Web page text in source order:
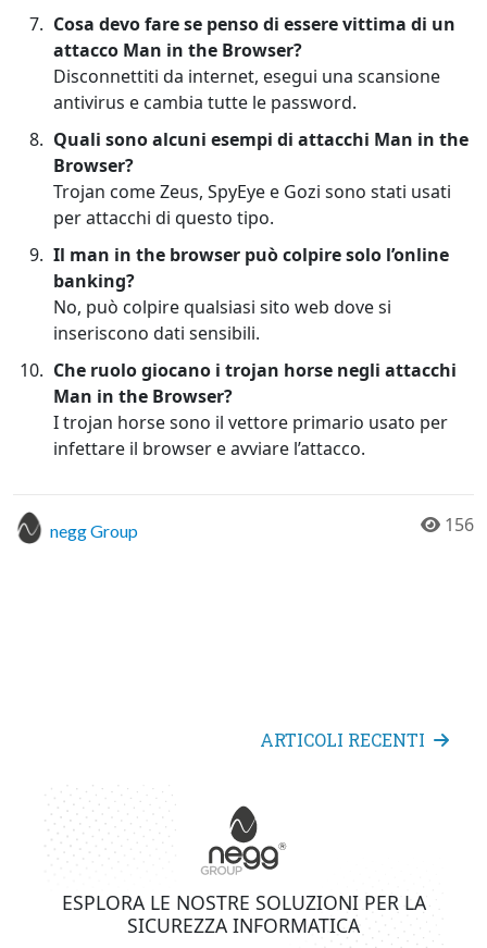
Cosa devo fare se penso di essere vittima di un
attacco Man in the Browser?
Disconnettiti da internet, esegui una scansione
antivirus e cambia tutte le password.
Quali sono alcuni esempi di attacchi Man in the
Browser?
Trojan come Zeus, SpyEye e Gozi sono stati usati
per attacchi di questo tipo.
Il man in the browser può colpire solo l’online
banking?
No, può colpire qualsiasi sito web dove si
inseriscono dati sensibili.
Che ruolo giocano i trojan horse negli attacchi
Man in the Browser?
I trojan horse sono il vettore primario usato per
infettare il browser e avviare l’attacco.
negg Group 156
ARTICOLI RECENTI
ESPLORA LE NOSTRE SOLUZIONI PER LA
SICUREZZA INFORMATICA